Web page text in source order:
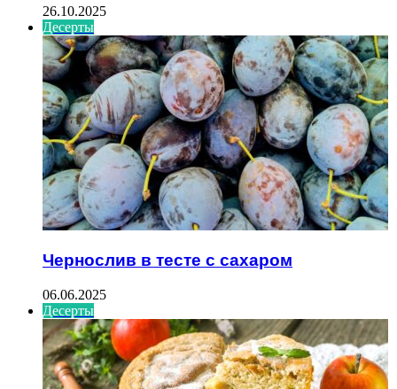
26.10.2025
Десерты
Чернослив в тесте с сахаром
06.06.2025
Десерты